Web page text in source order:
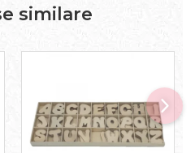
similare